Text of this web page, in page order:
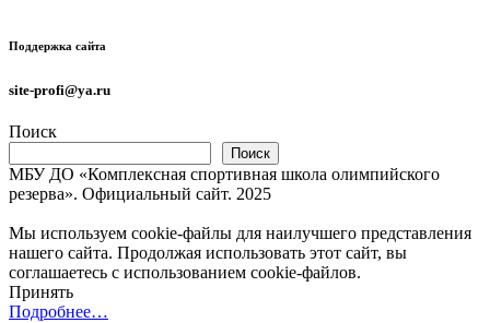
Поддержка сайта
site-profi@ya.ru
Поиск
Поиск
МБУ ДО «Комплексная спортивная школа олимпийского
резерва». Официальный сайт. 2025
Мы используем cookie-файлы для наилучшего представления
нашего сайта. Продолжая использовать этот сайт, вы
соглашаетесь с использованием cookie-файлов.
Принять
Подробнее…